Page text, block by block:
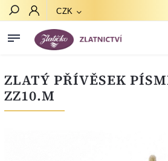
CZK
ZLATÝ PŘÍVĚSEK
ZZ10.M